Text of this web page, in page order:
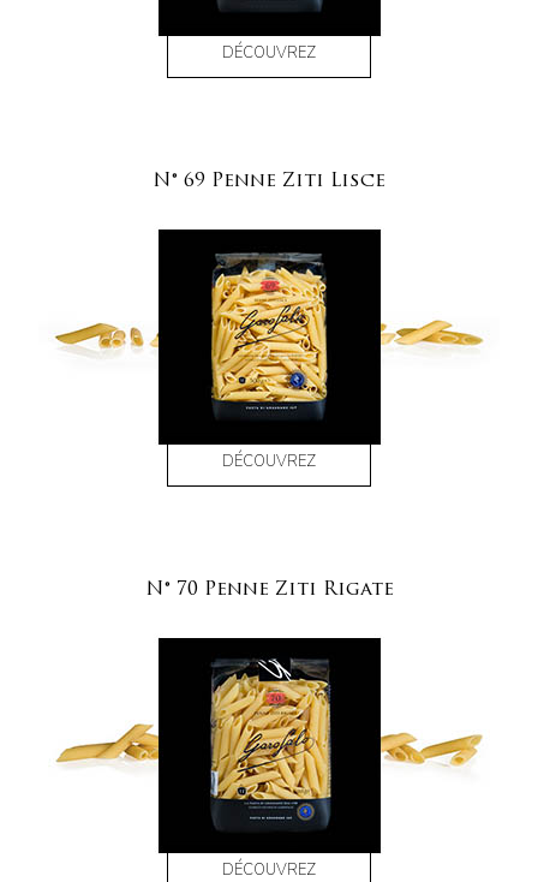
DÉCOUVREZ
N° 69 Penne Ziti Lisce
DÉCOUVREZ
N° 70 Penne Ziti Rigate
DÉCOUVREZ